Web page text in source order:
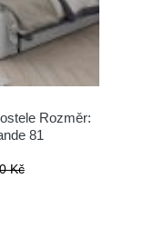
Rozměr:
81
Kč